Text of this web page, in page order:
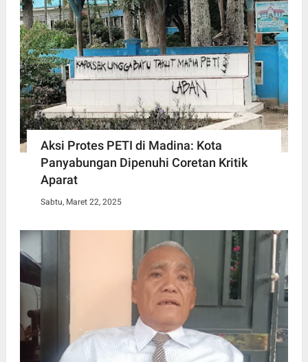
Aksi Protes PETI di Madina: Kota
Panyabungan Dipenuhi Coretan Kritik
Aparat
Sabtu, Maret 22, 2025